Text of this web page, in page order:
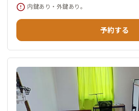
内鍵あり・外鍵あり。
予約する